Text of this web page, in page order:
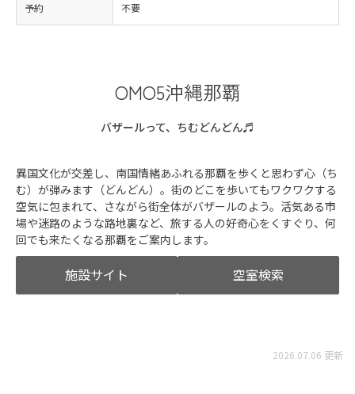
予約 不要
OMO5沖縄那覇
バザールって、ちむどんどん♬
異国文化が交差し、南国情緒あふれる那覇を歩くと思わず心（ち
む）が弾みます（どんどん）。街のどこを歩いてもワクワクする
空気に包まれて、さながら街全体がバザールのよう。活気ある市
場や迷路のような路地裏など、旅する人の好奇心をくすぐり、何
回でも来たくなる那覇をご案内します。
施設サイト 空室検索
2026.07.06 更新